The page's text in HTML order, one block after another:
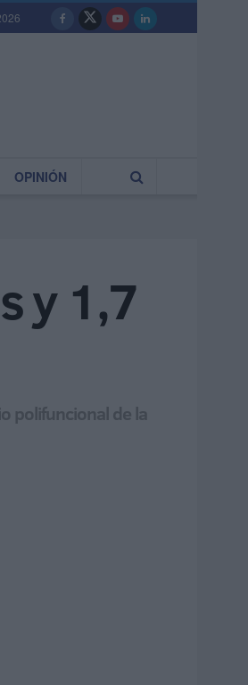
OPINIÓN
y 1,7
polifuncional de la